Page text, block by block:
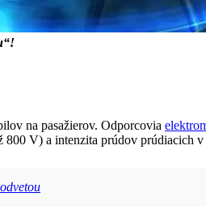
na pasažierov. Odporcovia
V) a intenzita prúdov prúdiacich